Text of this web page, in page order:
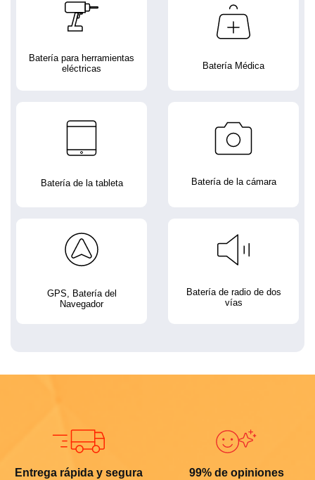
Batería para herramientas
eléctricas
Batería Médica
Batería de la tableta Batería de la cámara
GPS, Batería del
Navegador
Batería de radio de dos
vías
Entrega rápida y segura
99% de opiniones